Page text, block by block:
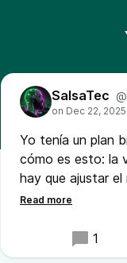
SalsaTec
Yo tenía un plan
cómo es esto: la
hay que ajustar el
podcasts de
pero a veces es
1